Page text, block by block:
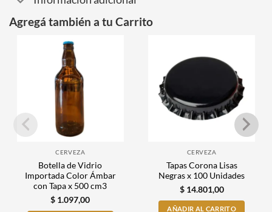
Agregá también a tu Carrito
CERVEZA
Botella de Vidrio
Importada Color Ámbar
con Tapa x 500 cm3
$ 1.097,00
CERVEZA
Tapas Corona Lisas
Negras x 100 Unidades
$14.801,00
AÑADIR AL CARRITO